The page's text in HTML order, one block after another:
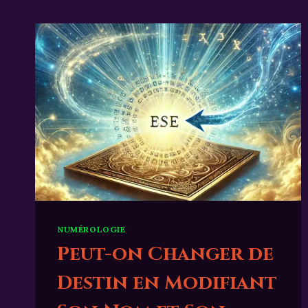
NUMÉROLOGIE
Peut-on Changer de
Destin en Modifiant